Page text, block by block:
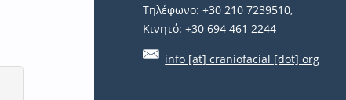
Τηλέφωνο: +30 210 7239510,
Κινητό: +30 694 461 2244
info [at] craniofacial [dot] org